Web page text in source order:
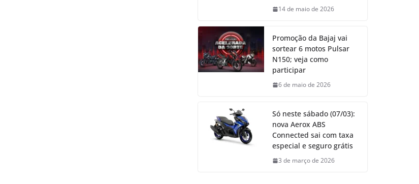
14 de maio de 2026
Promoção da Bajaj vai
sortear 6 motos Pulsar
N150; veja como
participar
6 de maio de 2026
Só neste sábado (07/03):
nova Aerox ABS
Connected sai com taxa
especial e seguro grátis
3 de março de 2026